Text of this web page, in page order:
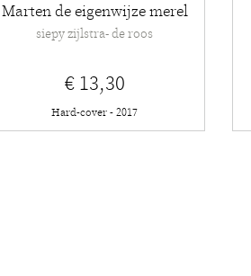
Marten de eigenwijze merel
siepy zijlstra- de roos
€ 13,30
Hard-cover - 2017